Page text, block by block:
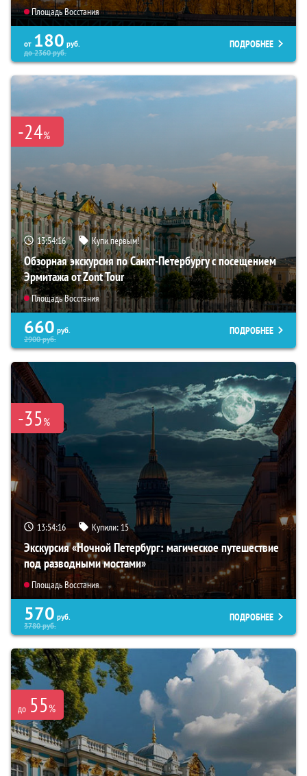
Площадь Восстания
от 180 руб.
до2360руб.
ПОДРОБНЕЕ
-24%
13:54:14 Купи первым!
Обзорная экскурсия по Санкт-Петербургу с посещением
Эрмитажа от Zont Tour
Площадь Восстания
660 руб.
2900руб.
ПОДРОБНЕЕ
-35%
13:54:14 Купили: 15
Экскурсия «Ночной Петербург: магическое путешествие
под разводными мостами»
Площадь Восстания
570 руб.
3780руб.
ПОДРОБНЕЕ
до 55%